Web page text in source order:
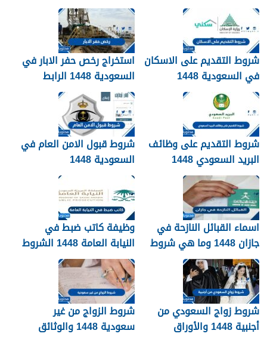
شروط التقديم على الاسكان
في السعودية 1448
استخراج رخص حفر الابار في
السعودية 1448 الرابط
والشروط بالتفصيل
شروط التقديم على وظائف
البريد السعودي 1448
شروط قبول الامن العام في
السعودية 1448
اسماء القبائل النازحة في
جازان 1448 وما هي شروط
تجنيسها
وظيفة كاتب ضبط في
النيابة العامة 1448 الشروط
وطريقة التقديم
شروط زواج السعودي من
أجنبية 1448 والأوراق
شروط الزواج من غير
سعودية 1448 والوثائق